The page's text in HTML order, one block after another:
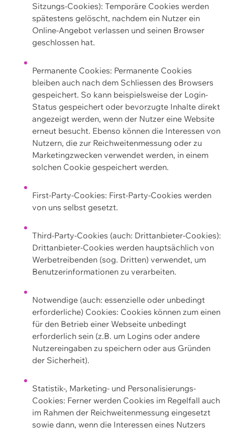
Sitzungs-Cookies): Temporäre Cookies werden
spätestens gelöscht, nachdem ein Nutzer ein
Online-Angebot verlassen und seinen Browser
geschlossen hat.
Permanente Cookies: Permanente Cookies
bleiben auch nach dem Schliessen des Browsers
gespeichert. So kann beispielsweise der Login-
Status gespeichert oder bevorzugte Inhalte direkt
angezeigt werden, wenn der Nutzer eine Website
erneut besucht. Ebenso können die Interessen von
Nutzern, die zur Reichweitenmessung oder zu
Marketingzwecken verwendet werden, in einem
solchen Cookie gespeichert werden.
First-Party-Cookies: First-Party-Cookies werden
von uns selbst gesetzt.
Third-Party-Cookies (auch: Drittanbieter-Cookies):
Drittanbieter-Cookies werden hauptsächlich von
Werbetreibenden (sog. Dritten) verwendet, um
Benutzerinformationen zu verarbeiten.
Notwendige (auch: essenzielle oder unbedingt
erforderliche) Cookies: Cookies können zum einen
für den Betrieb einer Webseite unbedingt
erforderlich sein (z.B. um Logins oder andere
Nutzereingaben zu speichern oder aus Gründen
der Sicherheit).
Statistik-, Marketing- und Personalisierungs-
Cookies: Ferner werden Cookies im Regelfall auch
im Rahmen der Reichweitenmessung eingesetzt
sowie dann, wenn die Interessen eines Nutzers